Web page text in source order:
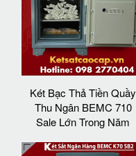
Két Bạc Thả Tiền Quầy
Thu Ngân BEMC 710
Sale Lớn Trong Năm